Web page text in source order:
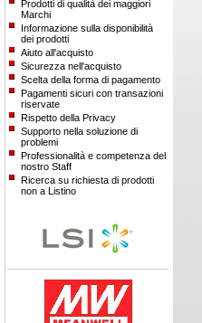
Prodotti di qualità dei maggiori
Marchi
Informazione sulla disponibilità
dei prodotti
Aiuto all'acquisto
Sicurezza nell'acquisto
Scelta della forma di pagamento
Pagamenti sicuri con transazioni
riservate
Rispetto della Privacy
Supporto nella soluzione di
problemi
Professionalità e competenza del
nostro Staff
Ricerca su richiesta di prodotti
non a Listino